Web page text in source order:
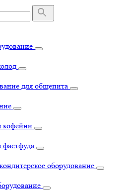
для общепита
кофейни
фастфуда
оборудование